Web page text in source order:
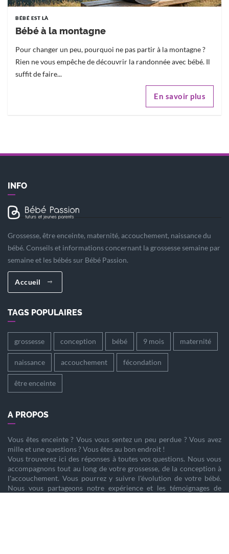
BÉBÉ EST LÀ
Bébé à la montagne
Pour changer un peu, pourquoi ne pas partir à la montagne ?
Rien ne vous empêche de découvrir la randonnée avec bébé. Il
suffit de faire...
En savoir plus
INFO
Grossesse, être enceinte, maternité, accouchement, naissance du
bébé. Conseils et informations concernant la grossesse semaine par
semaine et les bébés sur Bébé Passion.
Accueil
TAGS POPULAIRES
grossesse conception bébé 9 mois maternité
naissance accouchement fécondation
être enceinte
A PROPOS
Vous êtes enceinte? Vous vous sentez un peu perdue ? Vous avez
mille et une questions ? Vous êtes au bon endroit !
Vous trouverez ici des réponses à toutes vos questions. Nous vous
accompagnons tout au long de votre grossesse, de la conception à
l'accouchement. Vous pourrez y suivre l'évolution de votre bébé.
Nous vous partageons notre expérience et les témoignages de